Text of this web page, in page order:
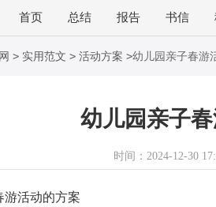
首页 总结 报告 书信
> 实用范文 > 活动方案 >幼儿园亲子春游
幼儿园亲子
时间：2024-12-30
游活动的方案